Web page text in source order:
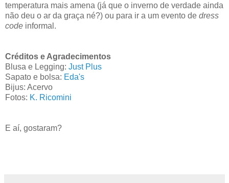
temperatura mais amena (já que o inverno de verdade ainda
não deu o ar da graça né?) ou para ir a um evento de dress
code informal.
Créditos e Agradecimentos
Blusa e Legging: Just Plus
Sapato e bolsa: Eda's
Bijus: Acervo
Fotos: K. Ricomini
E aí, gostaram?